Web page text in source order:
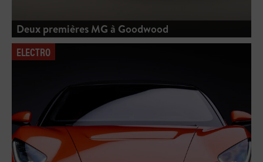
Deux premières MG à Goodwood
ELECTRO